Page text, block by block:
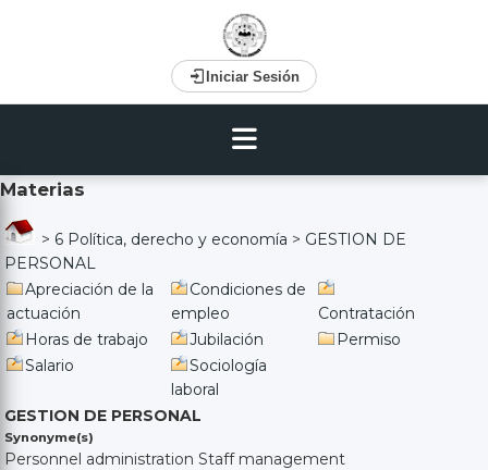
Iniciar Sesión
Materias
> 6 Política, derecho y economía > GESTION DE
PERSONAL
Apreciación de la
actuación
Condiciones de
empleo
Contratación
Horas de trabajo
Jubilación
Permiso
Salario
Sociología
laboral
GESTION DE PERSONAL
Synonyme(s)
Personnel administration Staff management